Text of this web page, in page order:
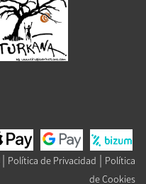
| Política de Privacidad | Política
de Cookies